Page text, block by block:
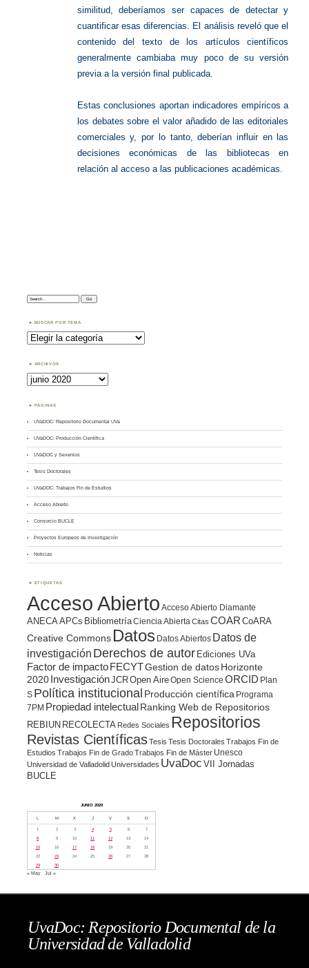
similitud, deberíamos ser capaces de detectar y
cuantificar esas diferencias. El análisis reveló que el
contenido del texto de los artículos científicos
generalmente cambiaba muy poco de su versión
previa a la versión final publicada.
Estas conclusiones aportan indicadores empíricos a
los debates sobre el valor añadido de las editoriales
comerciales y, por lo tanto, deberían influir en las
decisiones económicas de las bibliotecas en
relación al acceso a las publicaciones académicas.
Search:
BUSCAR POR TEMA
Buscar
por
Tema
ARCHIVOS
Archivos
PÁGINAS
UVaDOC: Repositorio Documental UVa
UVaDOC: Producción Científica
UVaDOC y Sexenios
Tesis Doctorales
UVaDOC: Trabajos Fin de Estudios
Acceso Abierto
Consorcio BUCLE
Proyectos Europeos de Investigación
Noticias
ETIQUETAS
Acceso Abierto Acceso Abierto Diamante
ANECA APCs BibliometríaCiencia Abierta Citas COAR CoARA
Creative Commons Datos Datos Abiertos Datos de
investigación Derechos de autor Ediciones UVa
Factor de impacto FECYTGestion de datosHorizonte
2020 InvestigaciónJCROpen AireOpen Science ORCID Plan
S Política institucional Producción científica Programa
7PM Propiedad intelectualRanking Web de Repositorios
REBIUN RECOLECTA Redes Sociales Repositorios
Revistas CientíficasTesis Tesis Doctorales Trabajos Fin de
Estudios Trabajos Fin de GradoTrabajos Fin de Máster Unesco
Universidad de ValladolidUniversidades UvaDoc VII Jornadas
BUCLE
JUNIO 2020
L M X J V S D
1 2 3 4 5 6
7
8
9 10 11 12 13
14
15
16 17 18 19 20
21
22
23 24 25 26 27
28
29
30
« May Jul »
UvaDoc: Repositorio Documental de la
Universidad de Valladolid